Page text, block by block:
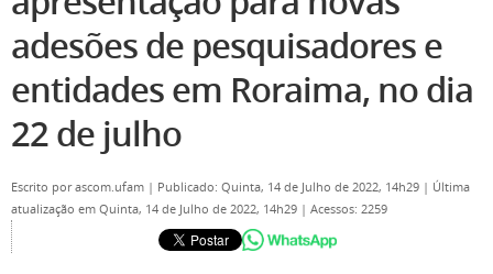
adesões de pesquisadores e
entidades em Roraima, no dia
22 de julho
Escrito porascom.ufam | Publicado: Quinta, 14 de Julho de 2022, 14h29 | Última
atualização em Quinta, 14 de Julho de 2022, 14h29 | Acessos: 2259